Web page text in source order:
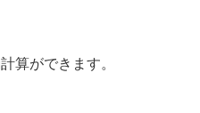
算ができます。